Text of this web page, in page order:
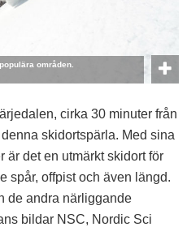
områden.
cirka 30 minuter från
skidortspärla. Med sina
är det en utmärkt skidort för
spår, offpist och även längd.
de andra närliggande
bildar NSC, Nordic Sci